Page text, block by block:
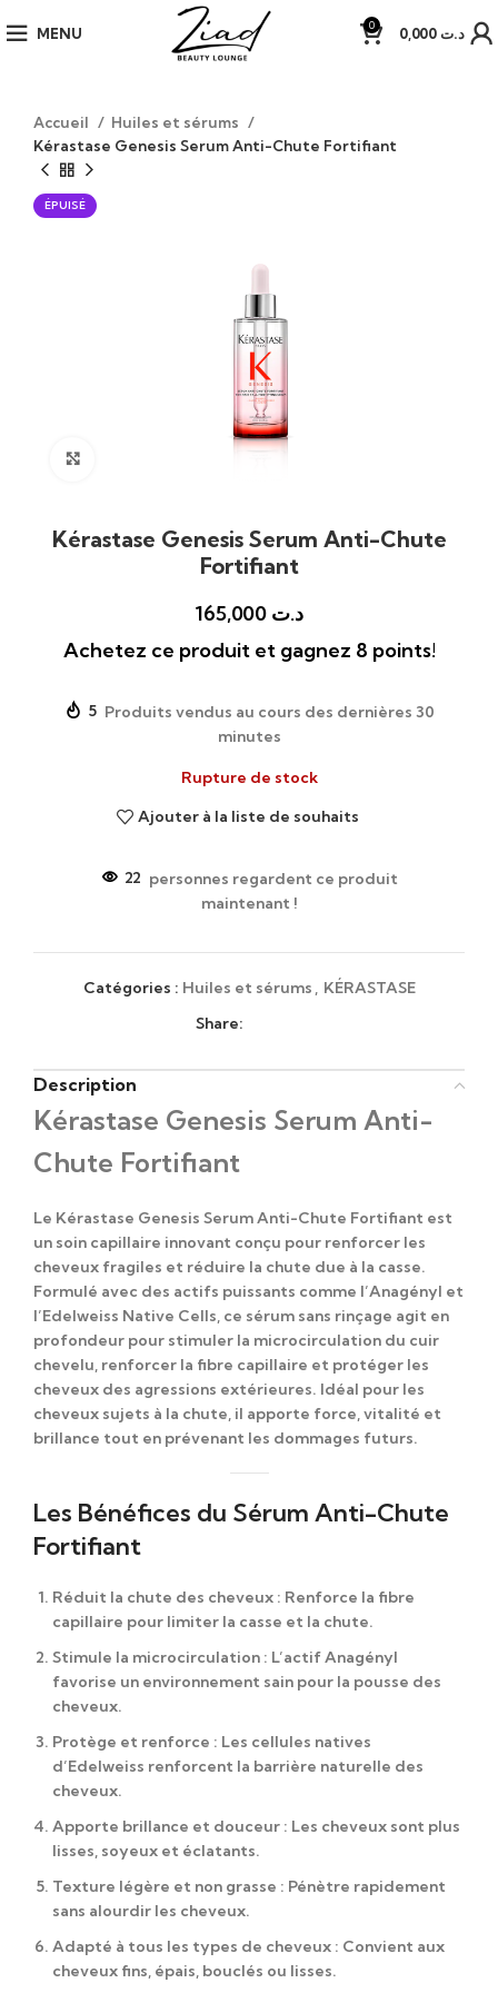
MENU 0 د.ت
Accueil
Huiles et sérums
Kérastase Genesis Serum Anti-Chute Fortifiant
ÉPUISÉ
Kérastase Genesis Serum Anti-Chute
Fortifiant
د.ت
Achetez ce produit et gagnez 8 points!
5 Produits vendus au cours des dernières 30
minutes
Rupture de stock
Ajouter à la liste de souhaits
22 personnes regardent ce produit
maintenant !
Catégories : Huiles et sérums
KÉRASTASE
Share:
Description
Kérastase Genesis Serum Anti-
Chute Fortifiant
Le Kérastase Genesis Serum Anti-Chute Fortifiant est
un soin capillaire innovant conçu pour renforcer les
cheveux fragiles et réduire la chute due à la casse.
Formulé avec des actifs puissants comme l’Anagényl et
l’Edelweiss Native Cells , ce sérum sans rinçage agit en
profondeur pour stimuler la microcirculation du cuir
chevelu, renforcer la fibre capillaire et protéger les
cheveux des agressions extérieures. Idéal pour les
cheveux sujets à la chute, il apporte force, vitalité et
brillance tout en prévenant les dommages futurs.
Les Bénéfices du Sérum Anti-Chute
Fortifiant
Réduit la chute des cheveux : Renforce la fibre
capillaire pour limiter la casse et la chute.
Stimule la microcirculation : L’actif Anagényl
favorise un environnement sain pour la pousse des
cheveux.
Protège et renforce : Les cellules natives
d’Edelweiss renforcent la barrière naturelle des
cheveux.
Apporte brillance et douceur : Les cheveux sont plus
lisses, soyeux et éclatants.
Texture légère et non grasse : Pénètre rapidement
sans alourdir les cheveux.
Adapté à tous les types de cheveux : Convient aux
cheveux fins, épais, bouclés ou lisses.